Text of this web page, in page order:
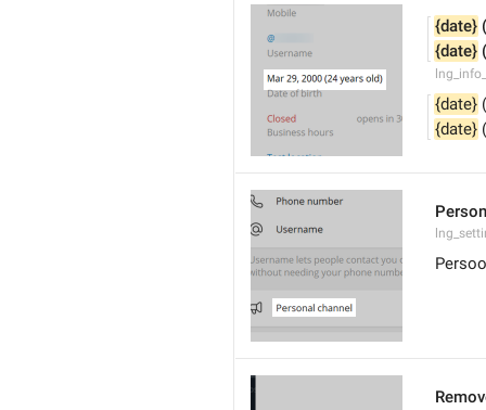
{date} (
{date} (
{date} (
{date} (